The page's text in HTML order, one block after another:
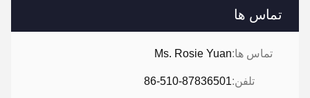
تماس ها
تماس ها:Ms. Rosie Yuan
تلفن:86-510-87836501